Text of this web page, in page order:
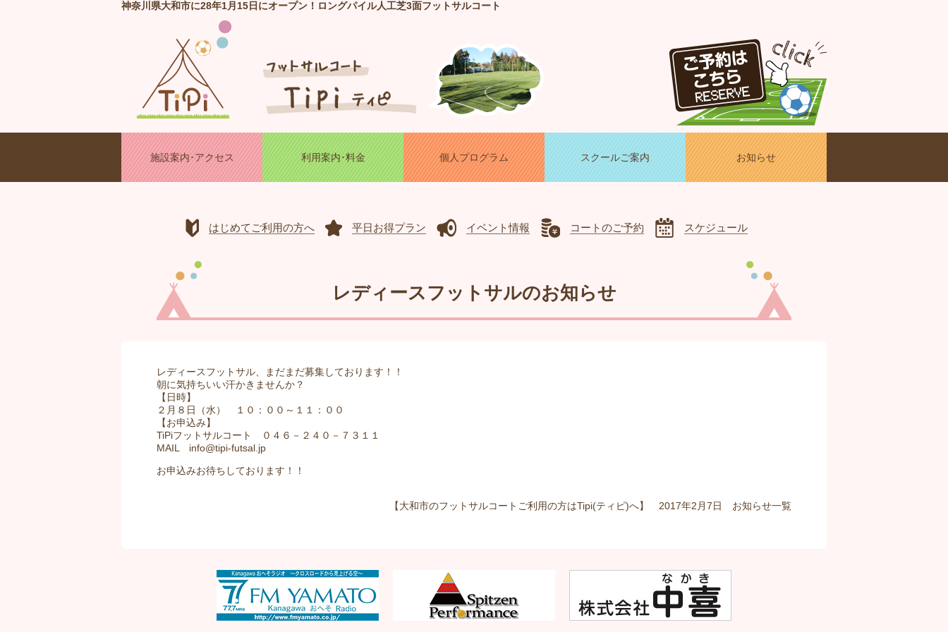
神奈川県大和市に28年1月15日にオープン！ロングパイル人工芝3面フットサルコート
施設案内･アクセス 利用案内･料金 個人プログラム スクールご案内 お知らせ
はじめてご利用の方へ 平日お得プラン イベント情報 コートのご予約 スケジュール
レディースフットサルのお知らせ
レディースフットサル、まだまだ募集しております！！
朝に気持ちいい汗かきませんか？
【日時】
２月８日（水） １０：００～１１：００
【お申込み】
TiPiフットサルコート ０４６－２４０－７３１１
MAIL info@tipi-futsal.jp
お申込みお待ちしております！！
【大和市のフットサルコートご利用の方はTipi(ティピ)へ】 2017年2月7日 お知らせ一覧